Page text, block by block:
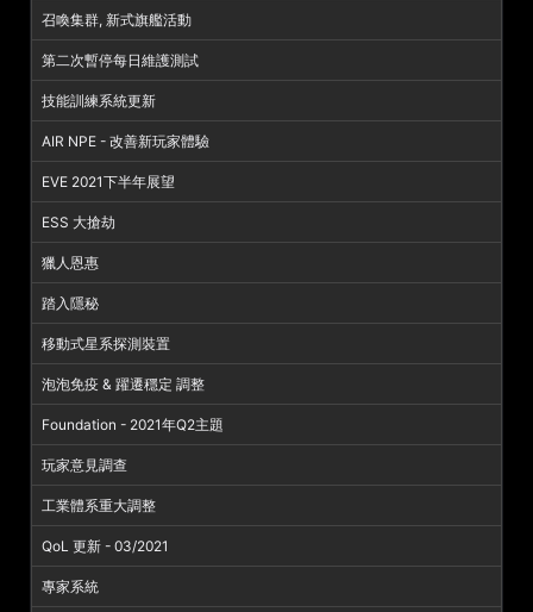
召喚集群, 新式旗艦活動
第二次暫停每日維護測試
技能訓練系統更新
AIR NPE - 改善新玩家體驗
EVE 2021下半年展望
ESS 大搶劫
獵人恩惠
踏入隱秘
移動式星系探測裝置
泡泡免疫 & 躍遷穩定 調整
Foundation - 2021年Q2主題
玩家意見調查
工業體系重大調整
QoL 更新 - 03/2021
專家系統